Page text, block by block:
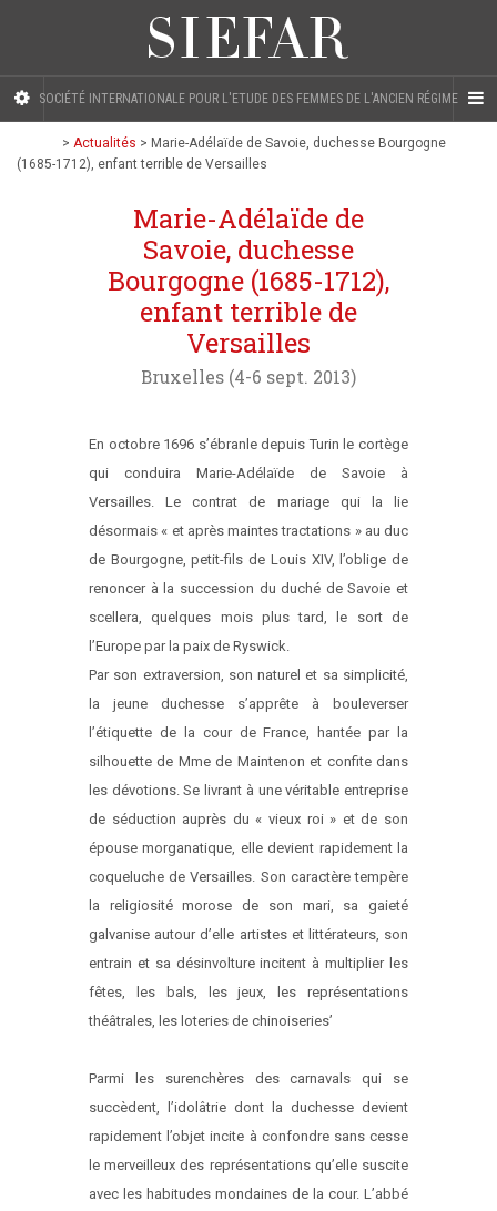
SOCIÉTÉ INTERNATIONALE POUR L'ETUDE DES FEMMES DE L'ANCIEN RÉGIME
> Actualités > Marie-Adélaïde de Savoie, duchesse Bourgogne
(1685-1712), enfant terrible de Versailles
Marie-Adélaïde de
Savoie, duchesse
Bourgogne (1685-1712),
enfant terrible de
Versailles
Bruxelles (4-6 sept. 2013)
En octobre 1696 s’ébranle depuis Turin le cortège
qui conduira Marie-Adélaïde de Savoie à
Versailles. Le contrat de mariage qui la lie
désormais « et après maintes tractations » au duc
de Bourgogne, petit-fils de Louis XIV, l’oblige de
renoncer à la succession du duché de Savoie et
scellera, quelques mois plus tard, le sort de
l’Europe par la paix de Ryswick.
Par son extraversion, son naturel et sa simplicité,
la jeune duchesse s’apprête à bouleverser
l’étiquette de la cour de France, hantée par la
silhouette de Mme de Maintenon et confite dans
les dévotions. Se livrant à une véritable entreprise
de séduction auprès du « vieux roi » et de son
épouse morganatique, elle devient rapidement la
coqueluche de Versailles. Son caractère tempère
la religiosité morose de son mari, sa gaieté
galvanise autour d’elle artistes et littérateurs, son
entrain et sa désinvolture incitent à multiplier les
fêtes, les bals, les jeux, les représentations
théâtrales, les loteries de chinoiseries’
Parmi les surenchères des carnavals qui se
succèdent, l’idolâtrie dont la duchesse devient
rapidement l’objet incite à confondre sans cesse
le merveilleux des représentations qu’elle suscite
avec les habitudes mondaines de la cour. L’abbé